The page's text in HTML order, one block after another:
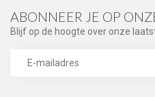
ABONNEER JE OP
Blijf op de hoogte over onze